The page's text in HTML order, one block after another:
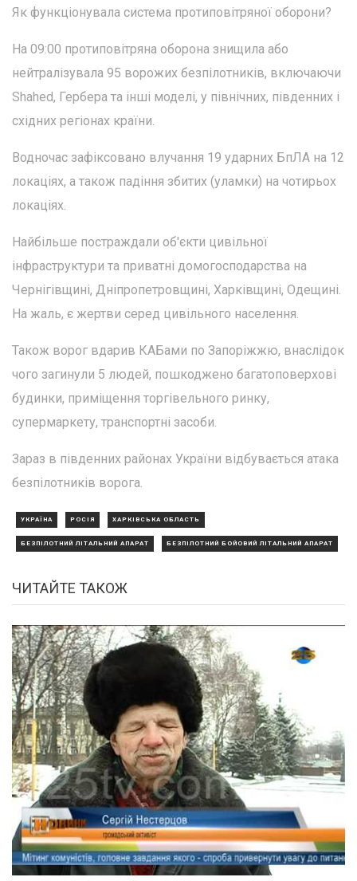
Як функціонувала система протиповітряної оборони?
На 09:00 протиповітряна оборона знищила або
нейтралізувала 95 ворожих безпілотників, включаючи
Shahed, Гербера та інші моделі, у північних, південних і
східних регіонах країни.
Водночас зафіксовано влучання 19 ударних БпЛА на 12
локаціях, а також падіння збитих (уламки) на чотирьох
локаціях.
Найбільше постраждали об'єкти цивільної
інфраструктури та приватні домогосподарства на
Чернігівщині, Дніпропетровщині, Харківщині, Одещині.
На жаль, є жертви серед цивільного населення.
Також ворог вдарив КАБами по Запоріжжю, внаслідок
чого загинули 5 людей, пошкоджено багатоповерхові
будинки, приміщення торгівельного ринку,
супермаркету, транспортні засоби.
Зараз в південних районах України відбувається атака
безпілотників ворога.
УКРАЇНА РОСІЯ ХАРКІВСЬКА ОБЛАСТЬ
БЕЗПІЛОТНИЙ ЛІТАЛЬНИЙ АПАРАТ БЕЗПІЛОТНИЙ БОЙОВИЙ ЛІТАЛЬНИЙ АПАРАТ
ЧИТАЙТЕ ТАКОЖ